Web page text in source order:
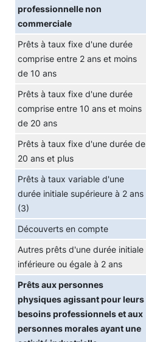
professionnelle non
commerciale
Prêts à taux fixe d'une durée
comprise entre 2 ans et moins
de 10 ans
Prêts à taux fixe d'une durée
comprise entre 10 ans et moins
de 20 ans
Prêts à taux fixe d'une durée de
20 ans et plus
Prêts à taux variable d'une
durée initiale supérieure à 2 ans
(3)
Découverts en compte
Autres prêts d'une durée initiale
inférieure ou égale à 2 ans
Prêts aux personnes
physiques agissant pour leurs
besoins professionnels et aux
personnes morales ayant une